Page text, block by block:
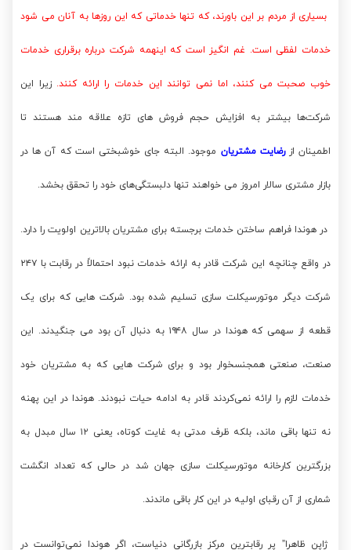
بسیاری از مردم بر این باورند، که تنها خدماتی که این روزها به آنان می شود
خدمات لفظی است. غم انگیز است که اینهمه شرکت درباره برقراری خدمات
خوب صحبت می کنند، اما نمی توانند این خدمات را ارائه کنند. زیرا این
شرکت‌ها بیشتر به افزایش حجم فروش های تازه علاقه مند هستند تا
اطمینان ازرضایت مشتریان موجود. البته جای خوشبختی است که آن ها در
بازار مشتری سالار امروز می خواهند تنها دلبستگی‌های خود را تحقق بخشد.
در هوندا فراهم ساختن خدمات برجسته برای مشتریان بالاترین اولویت را دارد.
در واقع چنانچه این شرکت قادر به ارائه خدمات نبود احتمالاً در رقابت با ۲۴۷
شرکت دیگر موتورسیکلت سازی تسلیم شده بود. شرکت هایی که برای یک
قطعه از سهمی که هوندا در سال ۱۹۴۸ به دنبال آن بود می جنگیدند. این
صنعت، صنعتی همجنسخوار بود و برای شرکت هایی که به مشتریان خود
خدمات لازم را ارائه نمی‌کردند قادر به ادامه حیات نبودند. هوندا در این پهنه
نه تنها باقی ماند، بلکه ظرف مدتی به غایت کوتاه، یعنی ۱۲ سال مبدل به
بزرگترین کارخانه موتورسیکلت سازی جهان شد در حالی که تعداد انگشت
شماری از آن رقبای اولیه در این کار باقی ماندند.
ژاپن ظاهرا” پر رقابترین مرکز بازرگانی دنیاست، اگر هوندا نمی‌توانست در